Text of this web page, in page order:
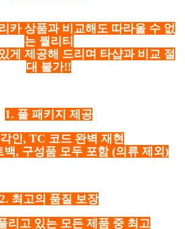
카 상품과 비교해도 따라올 수 없
는 퀄리티
게 제공해 드리며 타샵과 비교 절
대 불가!!
1. 풀 패키지 제공
인, TC 코드 완벽 재현
백, 구성품 모두 포함 (의류 제외)
2. 최고의 품질 보장
리고 있는 모든 제품 중 최고